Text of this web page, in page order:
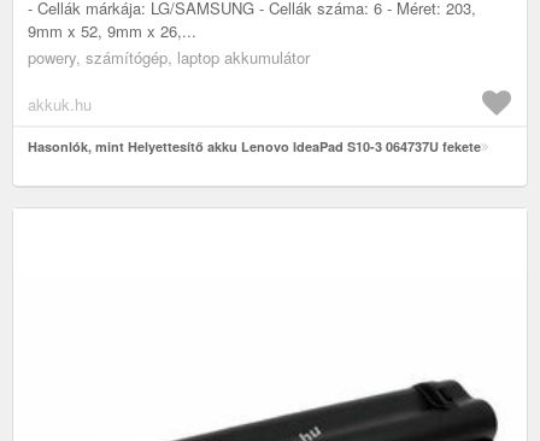
- Cellák márkája: LG/SAMSUNG - Cellák száma: 6 - Méret: 203,
9mm x 52, 9mm x 26,...
powery, számítógép, laptop akkumulátor
akkuk.hu
Hasonlók, mint Helyettesítő akku Lenovo IdeaPad S10-3 064737U fekete